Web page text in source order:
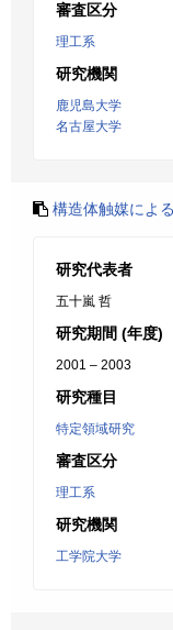
審査区分
理工系
研究機関
鹿児島大学
名古屋大学
構造体触媒によ
研究代表者
五十嵐 哲
研究期間 (年度)
2001 – 2003
研究種目
特定領域研究
審査区分
理工系
研究機関
工学院大学